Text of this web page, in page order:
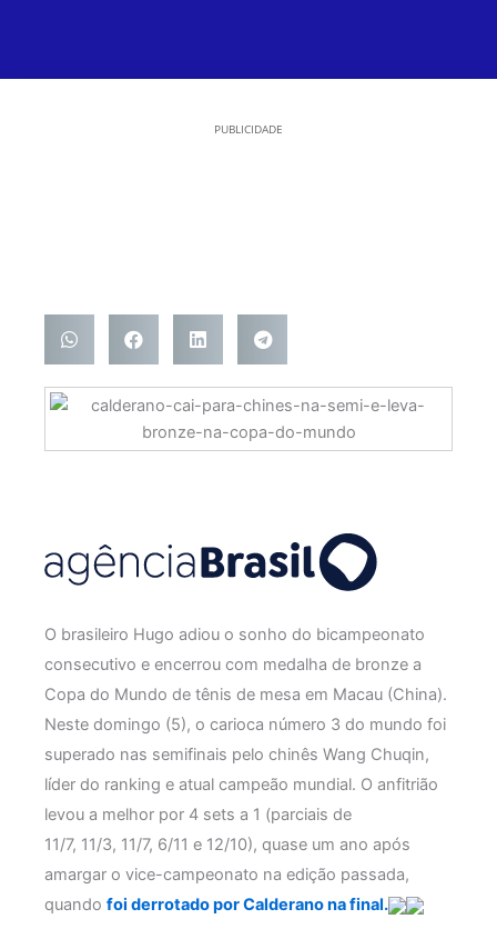
PUBLICIDADE
O brasileiro Hugo adiou o sonho do bicampeonato
consecutivo e encerrou com medalha de bronze a
Copa do Mundo de tênis de mesa em Macau (China).
Neste domingo (5), o carioca número 3 do mundo foi
superado nas semifinais pelo chinês Wang Chuqin,
líder do ranking e atual campeão mundial. O anfitrião
levou a melhor por 4 sets a 1 (parciais de
11/7, 11/3, 11/7, 6/11 e 12/10), quase um ano após
amargar o vice-campeonato na edição passada,
quando foi derrotado por Calderano na final.